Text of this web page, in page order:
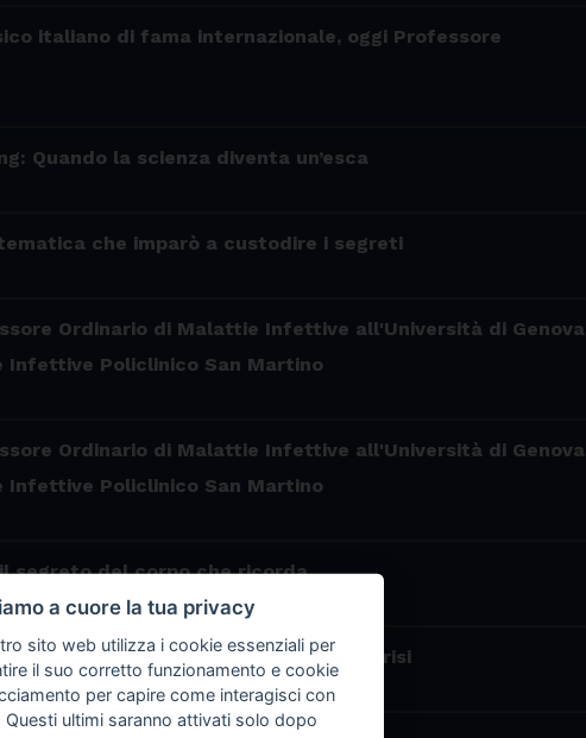
italiano di fama internazionale, oggi Professore
Quando la scienza diventa un’esca
che imparò a custodire i segreti
Ordinario di Malattie Infettive all'Università di Genova
Policlinico San Martino
Ordinario di Malattie Infettive all'Università di Genova
Policlinico San Martino
segreto del corpo che ricorda
che ha salvato miliardi di sorrisi
a cuore la tua privacy
sito web utilizza i cookie essenziali per
il suo corretto funzionamento e cookie
per capire come interagisci con
Questi ultimi saranno attivati solo dopo